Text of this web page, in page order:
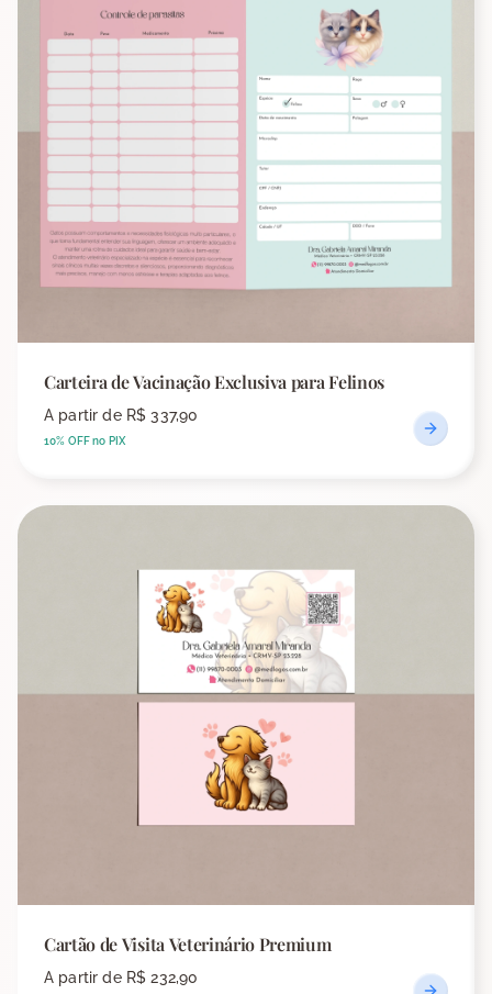
Carteira de Vacinação Exclusiva para Felinos
A partir de R$ 337,90
10% OFF no PIX
Cartão de Visita Veterinário Premium
A partir de R$ 232,90